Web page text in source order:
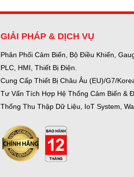
GIẢI PHÁP & DỊCH VỤ
Phân Phối Cảm Biến, Bộ Điều Khiển,
PLC, HMI, Thiết Bị Điện.
Cung Cấp Thiết Bị Châu Âu (EU)/G7/
Tư Vấn Tích Hợp Hệ Thống Cảm Biến &
Thống Thu Thập Dữ Liệu, IoT System,